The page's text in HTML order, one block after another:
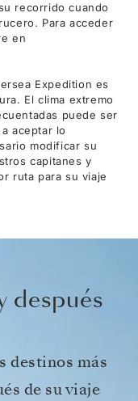
recorrido cuando
Para acceder
en
Expedition es
El clima extremo
puede ser
aceptar lo
modificar su
capitanes y
ruta para su viaje
después
destinos más
de su viaje